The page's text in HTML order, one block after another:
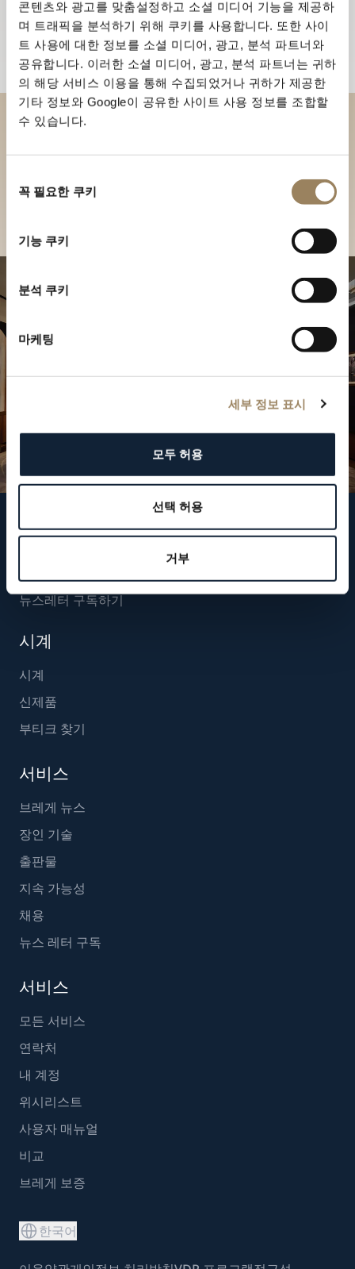
콘텐츠와 광고를 맞춤설정하고 소셜 미디어 기능을 제공하
며 트래픽을 분석하기 위해 쿠키를 사용합니다. 또한 사이
트 사용에 대한 정보를 소셜 미디어, 광고, 분석 파트너와
공유합니다. 이러한 소셜 미디어, 광고, 분석 파트너는 귀하
의 해당 서비스 이용을 통해 수집되었거나 귀하가 제공한
기타 정보와 Google이 공유한 사이트 사용 정보를 조합할
수 있습니다.
꼭 필요한 쿠키
기능 쿠키
분석 쿠키
마케팅
세부 정보 표시
모두 허용
선택 허용
거부
브레게 팔로우하기
뉴스레터 구독하기
시계
시계
신제품
부티크 찾기
서비스
브레게 뉴스
장인 기술
출판물
지속 가능성
채용
뉴스 레터 구독
서비스
모든 서비스
연락처
내 계정
위시리스트
사용자 매뉴얼
비교
브레게 보증
한국어